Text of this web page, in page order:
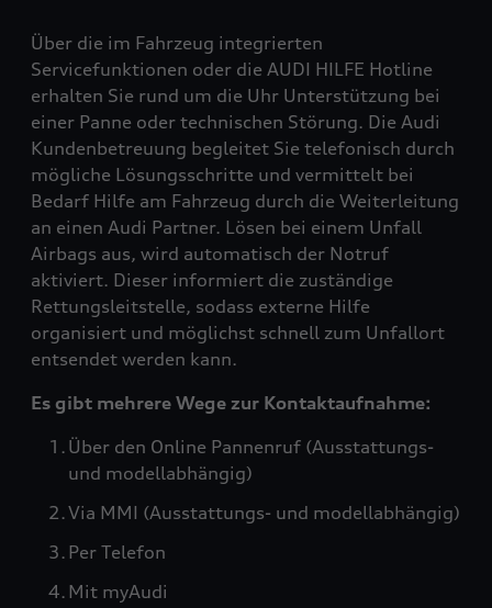
Über die im Fahrzeug integrierten
Servicefunktionen oder die AUDI HILFE Hotline
erhalten Sie rund um die Uhr Unterstützung bei
einer Panne oder technischen Störung. Die Audi
Kundenbetreuung begleitet Sie telefonisch durch
mögliche Lösungsschritte und vermittelt bei
Bedarf Hilfe am Fahrzeug durch die Weiterleitung
an einen Audi Partner. Lösen bei einem Unfall
Airbags aus, wird automatisch der Notruf
aktiviert. Dieser informiert die zuständige
Rettungsleitstelle, sodass externe Hilfe
organisiert und möglichst schnell zum Unfallort
entsendet werden kann.
Es gibt mehrere Wege zur Kontaktaufnahme:
Über den Online Pannenruf (Ausstattungs-
und modellabhängig)
Via MMI (Ausstattungs- und modellabhängig)
Per Telefon
Mit myAudi